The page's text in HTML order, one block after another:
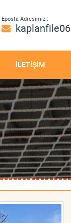
Eposta Adresimiz :
İLETİŞİM